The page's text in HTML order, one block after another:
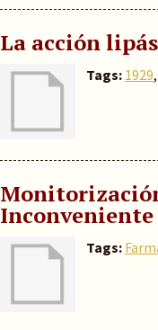
La acción
Tags: 1929,
Inconveniente
Tags: